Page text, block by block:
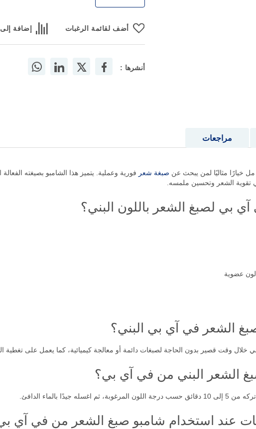
أضف لقائمة الرغبات إضافة
أنشرها :
صبغة شعر فورية وعملية. يتميز هذا الشامبو بصيغته الفعالة
تقوية الشعر وتحسين ملمسه.
بي لصبغ الشعر باللون البني؟
لون عضوية
الشعر في آي بي البني؟
خلال وقت قصير بدون الحاجة لصبغات دائمة أو معالجة كيميائية، كما يعمل على تغطية
الشعر البني من في آي بي؟
بالماء الدافئ.
عند استخدام شامبو صبغ الشعر من في آي
مراجعات